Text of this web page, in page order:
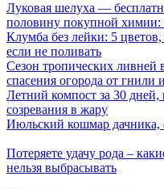
Луковая шелуха —
половину покупной химии:
Клумба без лейки: 5
если не поливать
Сезон тропических
спасения огорода от гнили
Летний компост за 30 дней,
созревания в жару
Июльский кошмар дачника,
Потеряете удачу рода –
нельзя выбрасывать